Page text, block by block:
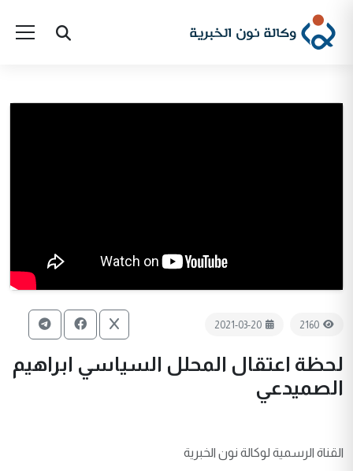
2160
2021-03-20
لحظة اعتقال المحلل السياسي ابراهيم
الصميدعي
القناة الرسمية لوكالة نون الخبرية